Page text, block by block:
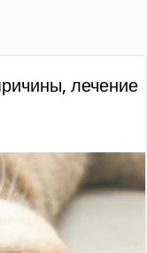
лечение